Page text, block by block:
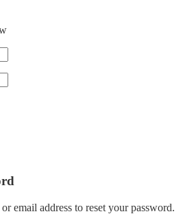
email address to reset your password.